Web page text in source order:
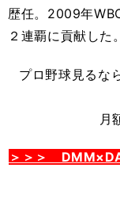
歴任。2009年
２連覇に貢献した。
プロ野球見るな
月
＞＞＞